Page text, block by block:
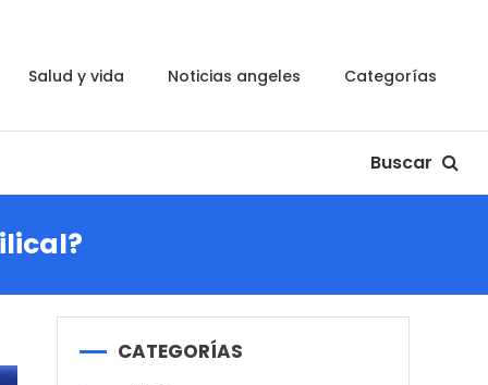
salud y vida noticias angeles categorías
Buscar
CATEGORÍAS